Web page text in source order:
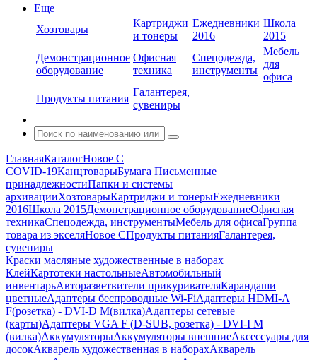
Еще
Хозтовары
Картриджи
и тонеры
Ежедневники
2016
Школа
2015
Демонстрационное
оборудование
Офисная
техника
Спецодежда,
инструменты
Мебель
для
офиса
Продукты питания
Галантерея,
сувениры
ГлавнаяКаталогНовое С
COVID-19КанцтоварыБумага Письменные
принадлежностиПапки и системы
архивацииХозтоварыКартриджи и тонерыЕжедневники
2016Школа 2015Демонстрационное оборудованиеОфисная
техникаСпецодежда, инструментыМебель для офисаГруппа
товара из экселяНовое СПродукты питанияГалантерея,
сувениры
Краски масляные художественные в наборах
КлейКартотеки настольныеАвтомобильный
инвентарьАвторазветвители прикуривателяКарандаши
цветныеАдаптеры беспроводные Wi-FiАдаптеры HDMI-A
F(розетка) - DVI-D M(вилка)Адаптеры сетевые
(карты)Адаптеры VGA F (D-SUB, розетка) - DVI-I M
(вилка)АккумуляторыАккумуляторы внешниеАксессуары для
досокАкварель художественная в наборахАкварель